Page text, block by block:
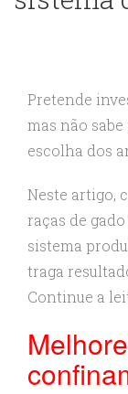
Pretende
mas não
escolha dos
Neste artigo,
raças de
sistema
traga
Continue a